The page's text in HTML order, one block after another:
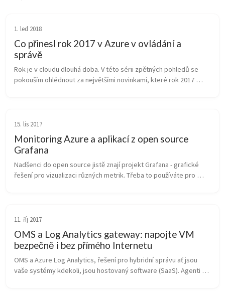
1. led 2018
Co přinesl rok 2017 v Azure v ovládání a
správě
Rok je v cloudu dlouhá doba. V této sérii zpětných pohledů se
pokouším ohlédnout za největšími novinkami, které rok 2017
15. lis 2017
Monitoring Azure a aplikací z open source
Grafana
Nadšenci do open source jistě znají projekt Grafana - grafické
řešení pro vizualizaci různých metrik. Třeba to používáte pro
11. říj 2017
OMS a Log Analytics gateway: napojte VM
bezpečně i bez přímého Internetu
OMS a Azure Log Analytics, řešení pro hybridní správu ať jsou
vaše systémy kdekoli, jsou hostovaný software (SaaS). Agenti v